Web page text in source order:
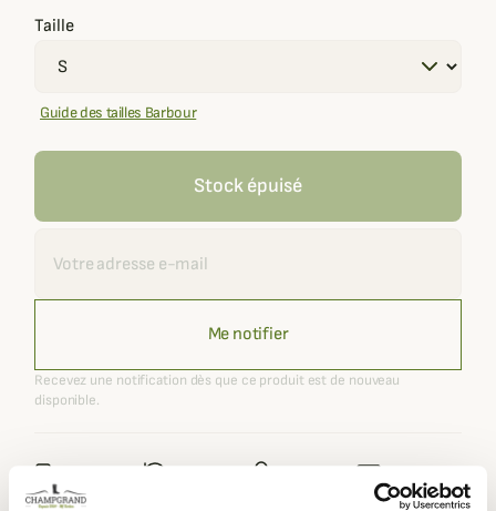
Taille
Guide des tailles Barbour
Stock épuisé
Me notifier
Recevez une notification dès que ce produit est de nouveau
disponible.
Expédié dans
Paiement en